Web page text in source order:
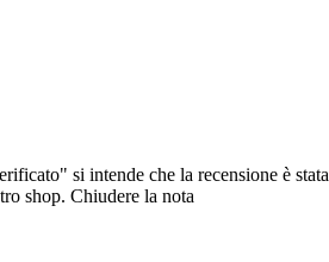
si intende che la recensione è
shop. Chiudere la nota